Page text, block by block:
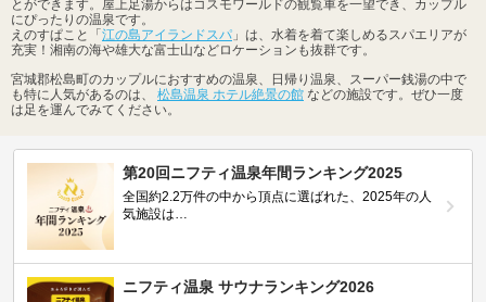
とができます。屋上足湯からはコスモワールドの観覧車を一望でき、カップル
にぴったりの温泉です。
えのすぱこと「江の島アイランドスパ 」は、水着を着て楽しめるスパエリアが
充実！湘南の海や雄大な富士山などロケーションも抜群です。
宮城郡松島町のカップルにおすすめの温泉、日帰り温泉、スーパー銭湯の中で
も特に人気があるのは、 松島温泉 ホテル絶景の館 などの施設です。ぜひ一度
は足を運んでみてください。
第20回ニフティ温泉年間ランキング2025
全国約2.2万件の中から頂点に選ばれた、2025年の人
気施設は…
ニフティ温泉 サウナランキング2026